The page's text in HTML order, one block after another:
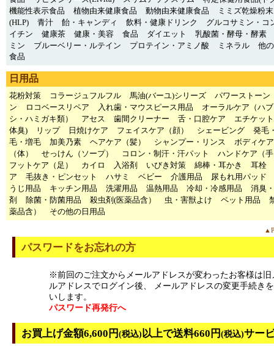
機能性表示食品
植物由来健康食品 動物由来健康食品
ミミズ乾燥粉末
(HLP)
青汁 飴・キャンディ 飲料・健康ドリンク
グルコサミン・コ
イチン
健康茶 健康・美容 食品 ダイエット
乳酸菌・酵母・酵素
ミン
ブルーベリー・ルテイン プロテイン・アミノ酸 ミネラル
他
食品
日用品
花粉対策 コラージュフルフル 馬油(バーユ)シリーズ
パワーストーン
ン
ロコベースリペア 入れ歯・マウスピース用品
オーラルケア（ハ
シ・ハミガキ類）
アセス 歯間クリーナー 舌・口腔ケア
エチケッ
体臭)
リップ 日焼けケア フェイスケア（顔） シェービング
発毛
毛・増毛
加美乃素 ヘアケア（髪） シャンプー・リンス
ボディケア
（体）
せっけん（ソープ） コロン・制汗・汗パット
ハンドケア（
フットケア（足）
カイロ 入浴剤 いびき対策 綿棒・耳かき
耳栓
ア
毛抜き・ピンセット ハサミ ベビー 介護用品
尿もれ用パッド
うじ用品
キッチン用品 洗濯用品 温熱用品 冷却・冷感用品
消臭
剤
除菌・防菌用品 殺虫剤(医薬品含） 虫・害獣よけ ペット用品
薬品含）
その他の日用品
パスワードをお忘れの方
※前回のご注文からメールアドレスが変わったお客様は旧
ルアドレスでログイン後、 メールアドレスの変更手続き
いします。
パスワード再発行へ
お買上げ金額6,600円(税込)以上で送料660円(税込)サー